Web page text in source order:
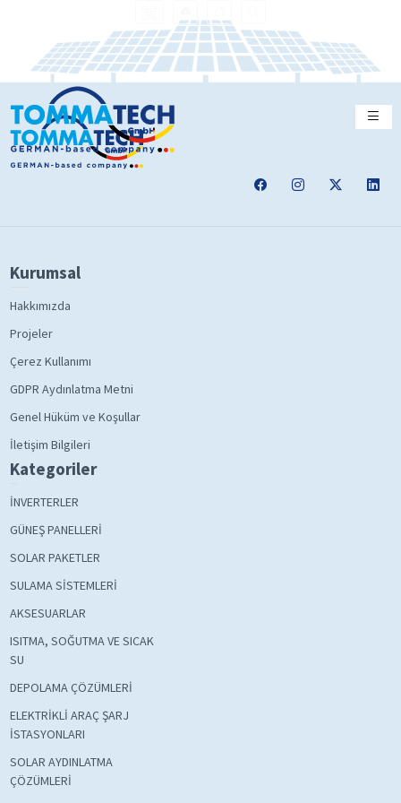
Kurumsal
Hakkımızda
Projeler
Çerez Kullanımı
GDPR Aydınlatma Metni
Genel Hüküm ve Koşullar
İletişim Bilgileri
Kategoriler
İNVERTERLER
GÜNEŞ PANELLERİ
SOLAR PAKETLER
SULAMA SİSTEMLERİ
AKSESUARLAR
ISITMA, SOĞUTMA VE SICAK
SU
DEPOLAMA ÇÖZÜMLERİ
ELEKTRİKLİ ARAÇ ŞARJ
İSTASYONLARI
SOLAR AYDINLATMA
ÇÖZÜMLERİ